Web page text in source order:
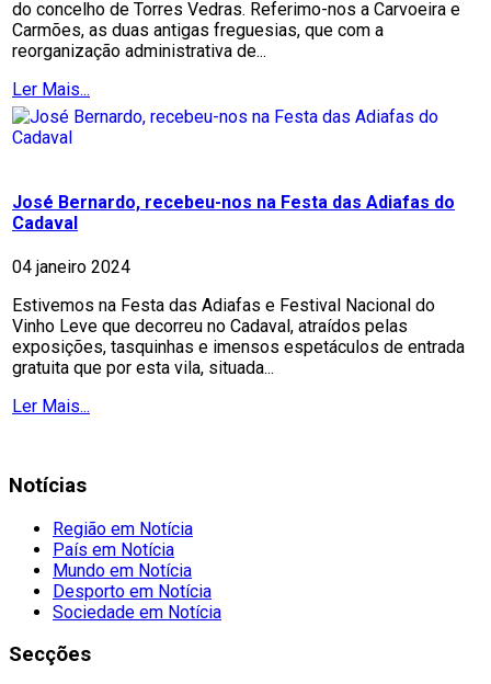
do concelho de Torres Vedras. Referimo-nos a Carvoeira e
Carmões, as duas antigas freguesias, que com a
reorganização administrativa de...
Ler Mais...
José Bernardo, recebeu-nos na Festa das Adiafas do
Cadaval
04 janeiro 2024
Estivemos na Festa das Adiafas e Festival Nacional do
Vinho Leve que decorreu no Cadaval, atraídos pelas
exposições, tasquinhas e imensos espetáculos de entrada
gratuita que por esta vila, situada...
Ler Mais...
Notícias
Região em Notícia
País em Notícia
Mundo em Notícia
Desporto em Notícia
Sociedade em Notícia
Secções